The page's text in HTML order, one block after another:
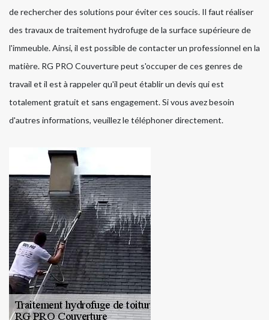
de rechercher des solutions pour éviter ces soucis. Il faut réaliser
des travaux de traitement hydrofuge de la surface supérieure de
l'immeuble. Ainsi, il est possible de contacter un professionnel en la
matière. RG PRO Couverture peut s'occuper de ces genres de
travail et il est à rappeler qu'il peut établir un devis qui est
totalement gratuit et sans engagement. Si vous avez besoin
d'autres informations, veuillez le téléphoner directement.